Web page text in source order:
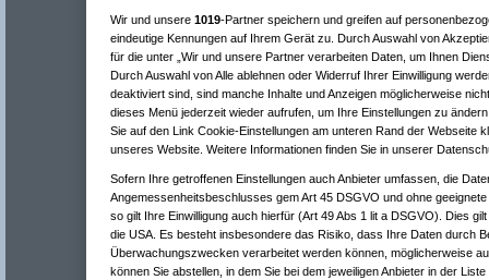
Wir und unsere 1019-Partner speichern und greifen auf
eindeutige Kennungen auf Ihrem Gerät zu. Durch Auswahl von
für die unter „Wir und unsere Partner verarbeiten Daten, um Ihnen
Durch Auswahl von Alle ablehnen oder Widerruf Ihrer Einwilligung
deaktiviert sind, sind manche Inhalte und Anzeigen möglicherweise
dieses Menü jederzeit wieder aufrufen, um Ihre Einstellungen zu
Sie auf den Link Cookie-Einstellungen am unteren Rand der Webseite
unseres Website. Weitere Informationen finden Sie in unserer
Sofern Ihre getroffenen Einstellungen auch Anbieter umfassen, die
Angemessenheitsbeschlusses gem Art 45 DSGVO und ohne
so gilt Ihre Einwilligung auch hierfür (Art 49 Abs 1 lit a DSGVO). Dies
die USA. Es besteht insbesondere das Risiko, dass Ihre Daten durch
Überwachungszwecken verarbeitet werden können, möglicherweise
können Sie abstellen, in dem Sie bei dem jeweiligen Anbieter in der